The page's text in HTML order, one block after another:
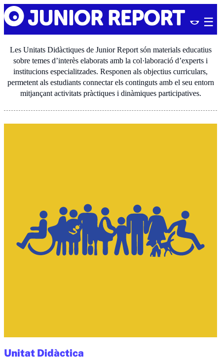
Skip
to
content
Junior
Report
Les Unitats Didàctiques de Junior Report són materials educatius
sobre temes d’interès elaborats amb la col·laboració d’experts i
institucions especialitzades. Responen als objectius curriculars,
permetent als estudiants connectar els continguts amb el seu entorn
mitjançant activitats pràctiques i dinàmiques participatives.
Unitat Didàctica